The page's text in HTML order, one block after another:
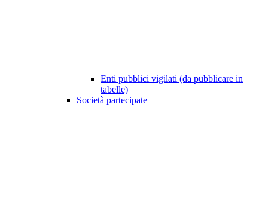
Enti pubblici vigilati (da pubblicare in
tabelle)
Società partecipate